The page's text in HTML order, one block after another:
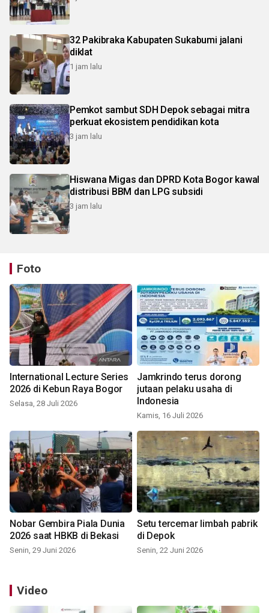
32 Pakibraka Kabupaten Sukabumi jalani
diklat
1 jam lalu
Pemkot sambut SDH Depok sebagai mitra
perkuat ekosistem pendidikan kota
3 jam lalu
Hiswana Migas dan DPRD Kota Bogor kawal
distribusi BBM dan LPG subsidi
3 jam lalu
Foto
International Lecture Series
2026 di Kebun Raya Bogor
Selasa, 28 Juli 2026
Jamkrindo terus dorong
jutaan pelaku usaha di
Indonesia
Kamis, 16 Juli 2026
Nobar Gembira Piala Dunia
2026 saat HBKB di Bekasi
Senin, 29 Juni 2026
Setu tercemar limbah pabrik
di Depok
Senin, 22 Juni 2026
Video